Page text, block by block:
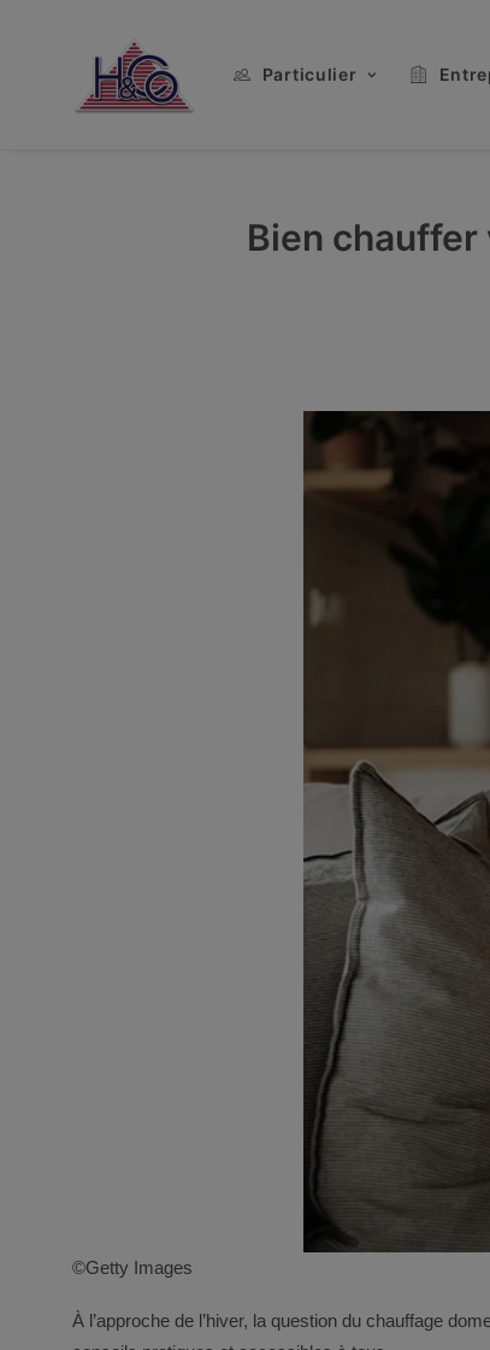
Particulier
Bien
©Getty Images
À l’approche de l’hiver, la question du chauffage